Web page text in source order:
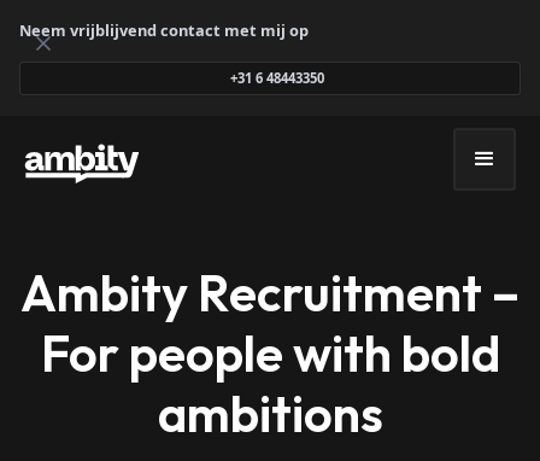
Neem vrijblijvend contact met mij op
+31 6 48443350
Ambity Recruitment –
For people with bold
ambitions